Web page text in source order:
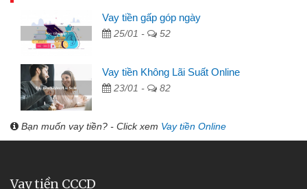
Vay tiền gấp góp ngày
25/01 - 52
Vay tiền Không Lãi Suất Online
23/01 - 82
Bạn muốn vay tiền? - Click xem Vay tiền Online
Vay tiền CCCD